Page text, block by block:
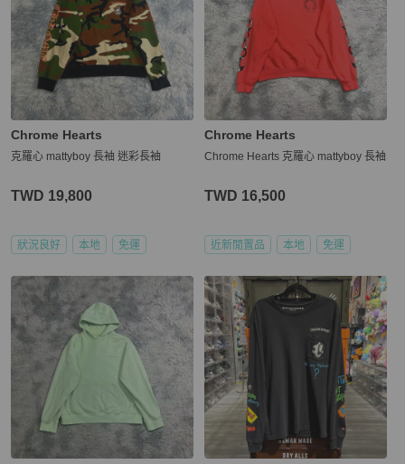
Chrome Hearts
克羅心 mattyboy 長袖 迷彩長袖
TWD 19,800
狀況良好 本地 免運
Chrome Hearts
Chrome Hearts 克羅心 mattyboy 長袖
TWD 16,500
近新閒置品 本地 免運